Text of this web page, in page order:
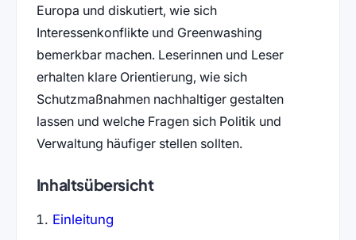
Europa und diskutiert, wie sich
Interessenkonflikte und Greenwashing
bemerkbar machen. Leserinnen und Leser
erhalten klare Orientierung, wie sich
Schutzmaßnahmen nachhaltiger gestalten
lassen und welche Fragen sich Politik und
Verwaltung häufiger stellen sollten.
Inhaltsübersicht
Einleitung